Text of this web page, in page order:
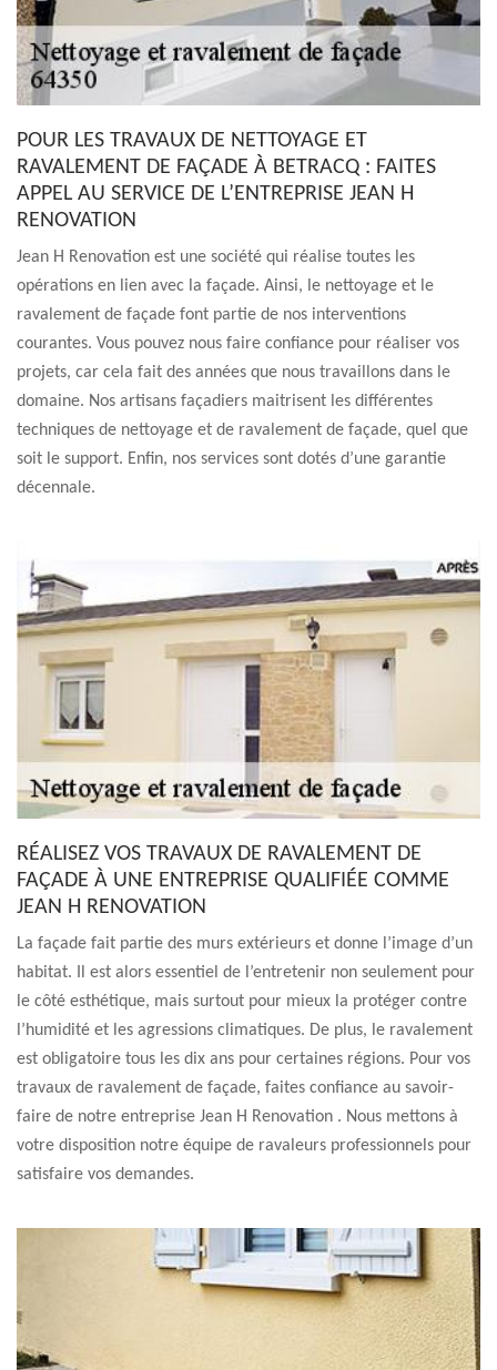
POUR LES TRAVAUX DE NETTOYAGE ET
RAVALEMENT DE FAÇADE À BETRACQ : FAITES
APPEL AU SERVICE DE L’ENTREPRISE JEAN H
RENOVATION
Jean H Renovation est une société qui réalise toutes les
opérations en lien avec la façade. Ainsi, le nettoyage et le
ravalement de façade font partie de nos interventions
courantes. Vous pouvez nous faire confiance pour réaliser vos
projets, car cela fait des années que nous travaillons dans le
domaine. Nos artisans façadiers maitrisent les différentes
techniques de nettoyage et de ravalement de façade, quel que
soit le support. Enfin, nos services sont dotés d’une garantie
décennale.
RÉALISEZ VOS TRAVAUX DE RAVALEMENT DE
FAÇADE À UNE ENTREPRISE QUALIFIÉE COMME
JEAN H RENOVATION
La façade fait partie des murs extérieurs et donne l’image d’un
habitat. Il est alors essentiel de l’entretenir non seulement pour
le côté esthétique, mais surtout pour mieux la protéger contre
l’humidité et les agressions climatiques. De plus, le ravalement
est obligatoire tous les dix ans pour certaines régions. Pour vos
travaux de ravalement de façade, faites confiance au savoir-
faire de notre entreprise Jean H Renovation . Nous mettons à
votre disposition notre équipe de ravaleurs professionnels pour
satisfaire vos demandes.